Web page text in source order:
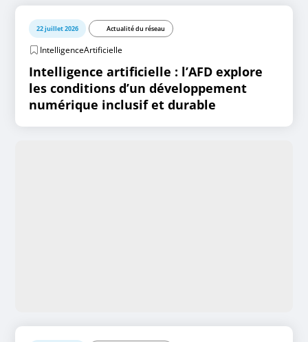
22 juillet 2026 Actualité du réseau
IntelligenceArtificielle
Intelligence artificielle : l’AFD explore
les conditions d’un développement
numérique inclusif et durable